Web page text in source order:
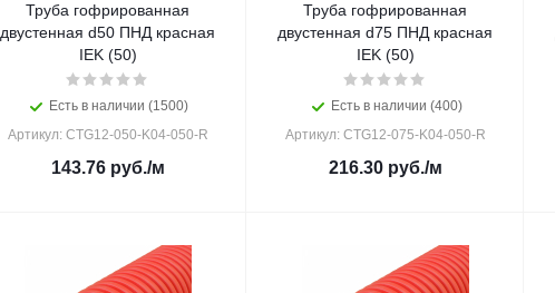
Труба гофрированная
двустенная d50 ПНД красная
IEK (50)
Есть в наличии (1500)
Артикул: CTG12-050-K04-050-R
143.76руб./м
Труба гофрированная
двустенная d75 ПНД красная
IEK (50)
Есть в наличии (400)
Артикул: CTG12-075-K04-050-R
216.30руб./м